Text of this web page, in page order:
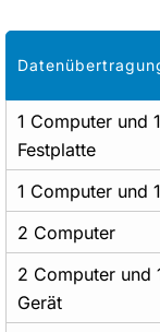
1 Computer und
Festplatte
1 Computer und
2 Computer
2 Computer und
Gerät